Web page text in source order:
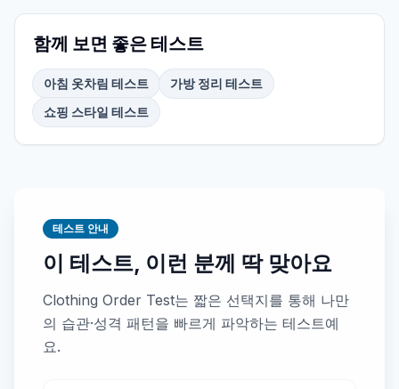
함께 보면 좋은 테스트
아침 옷차림 테스트
가방 정리 테스트
쇼핑 스타일 테스트
테스트 안내
이 테스트, 이런 분께 딱 맞아요
Clothing Order Test는 짧은 선택지를 통해 나만
의 습관·성격 패턴을 빠르게 파악하는 테스트예
요.